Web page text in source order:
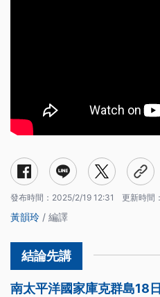
發布時間： 2025/2/19 12:31 更新時間：
黃韻玲 / 編譯
南太平洋國家庫克群島18